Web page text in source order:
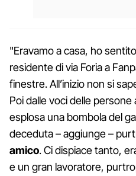
"Eravamo a casa, ho
residente di via Foria a
finestre. All’inizio non si
Poi dalle voci delle
esplosa una bombola del
deceduta – aggiunge –
amico. Ci dispiace tanto,
e un gran lavoratore,